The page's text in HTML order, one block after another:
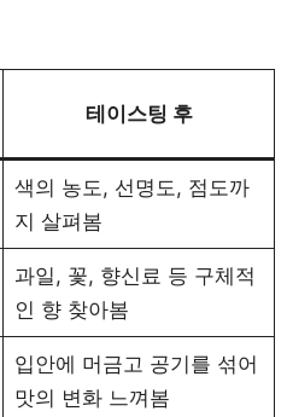
테이스팅 후
색의 농도, 선명도, 점도까
지 살펴봄
과일, 꽃, 향신료 등 구체적
인 향 찾아봄
입안에 머금고 공기를 섞어
맛의 변화 느껴봄